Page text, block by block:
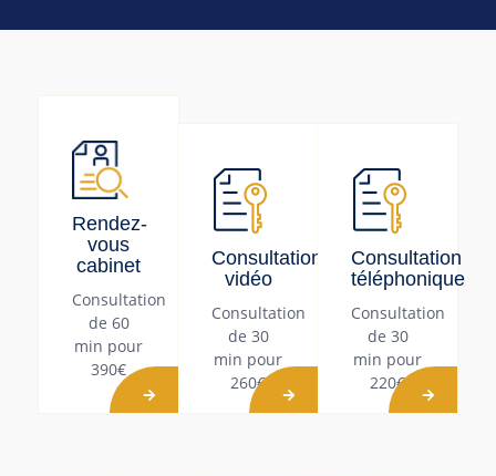
Rendez-
vous
cabinet
Consultation
de 60
min pour
390€
Consultation
vidéo
Consultation
de 30
min pour
260€
Consultation
téléphonique
Consultation
de 30
min pour
220€